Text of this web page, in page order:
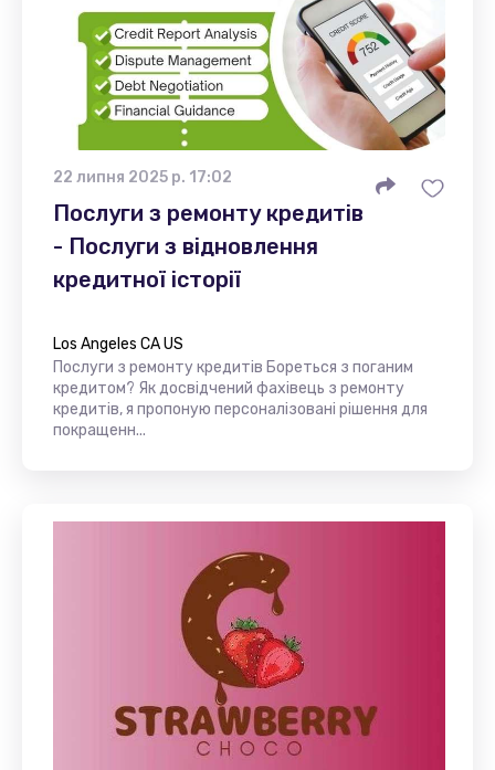
22 липня 2025 р. 17:02
Послуги з ремонту кредитів
- Послуги з відновлення
кредитної історії
Los Angeles CA US
Послуги з ремонту кредитів Бореться з поганим
кредитом? Як досвідчений фахівець з ремонту
кредитів, я пропоную персоналізовані рішення для
покращенн...